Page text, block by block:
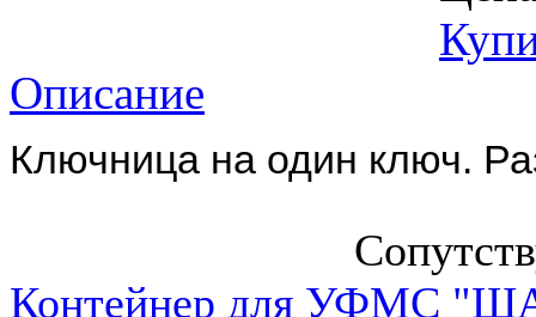
Описание
Ключница на один ключ.
Контейнер для УФМС